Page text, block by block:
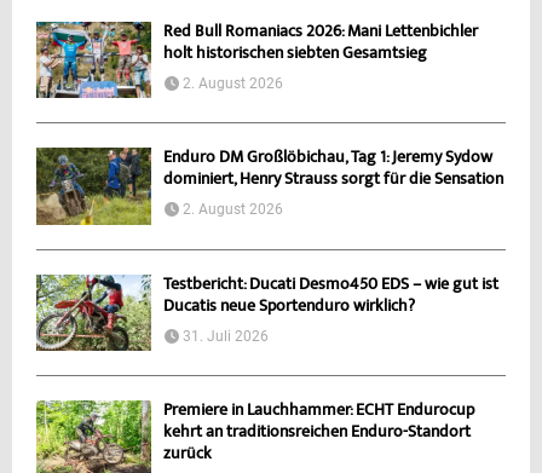
Red Bull Romaniacs 2026: Mani Lettenbichler
holt historischen siebten Gesamtsieg
2. August 2026
Enduro DM Großlöbichau, Tag 1: Jeremy Sydow
dominiert, Henry Strauss sorgt für die Sensation
2. August 2026
Testbericht: Ducati Desmo450 EDS – wie gut ist
Ducatis neue Sportenduro wirklich?
31. Juli 2026
Premiere in Lauchhammer: ECHT Endurocup
kehrt an traditionsreichen Enduro-Standort
zurück